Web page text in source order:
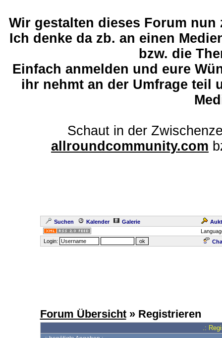
Wir gestalten dieses Forum
Ich denke da zb. an einen
bzw. die
Einfach anmelden und eure
ihr nehmt an der Umfrage teil
Schaut in der
allroundcommunity.com
Suchen Kalender Galerie
Login:
Forum Übersicht» Registrieren
.: